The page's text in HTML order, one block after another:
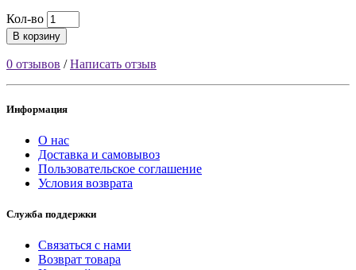
Кол-во
В корзину
0 отзывов /Написать отзыв
Информация
О нас
Доставка и самовывоз
Пользовательское соглашение
Условия возврата
Служба поддержки
Связаться с нами
Возврат товара